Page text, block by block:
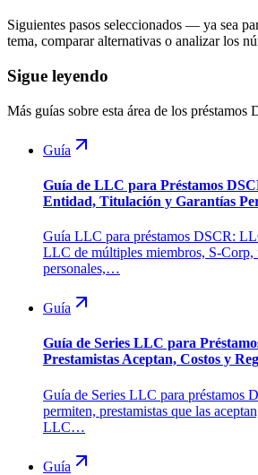
Siguientes pasos seleccionados — ya sea
tema, comparar alternativas o analizar los
Sigue leyendo
Más guías sobre esta área de los préstamos
Guía
Guía de LLC para Préstamos
Entidad, Titulación y Garantías
Guía LLC para préstamos DSCR:
LLC de múltiples miembros, S-Corp,
personales,…
Guía
Guía de Series LLC para
Prestamistas Aceptan, Costos y
Guía de Series LLC para préstamos
permiten, prestamistas que las
LLC…
Guía